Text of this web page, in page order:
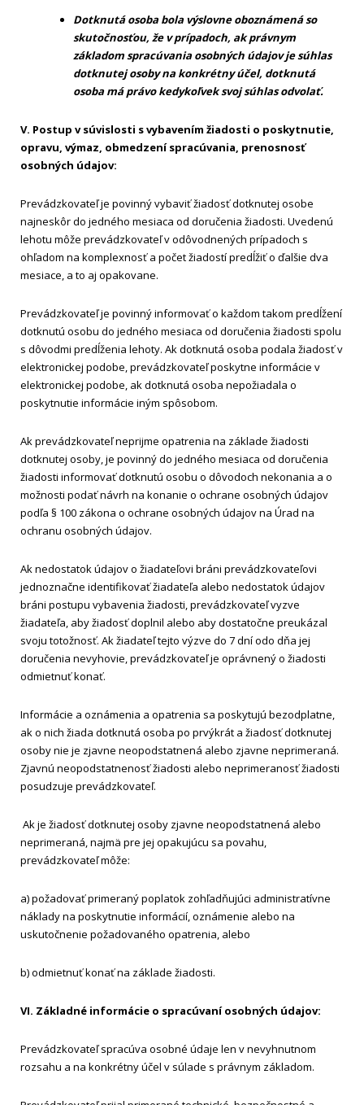
Dotknutá osoba bola výslovne oboznámená so
skutočnosťou, že v prípadoch, ak právnym
základom spracúvania osobných údajov je súhlas
dotknutej osoby na konkrétny účel, dotknutá
osoba má právo kedykoľvek svoj súhlas odvolať.
V. Postup v súvislosti s vybavením žiadosti o poskytnutie,
opravu, výmaz, obmedzení spracúvania, prenosnosť
osobných údajov:
Prevádzkovateľ je povinný vybaviť žiadosť dotknutej osobe
najneskôr do jedného mesiaca od doručenia žiadosti. Uvedenú
lehotu môže prevádzkovateľ v odôvodnených prípadoch s
ohľadom na komplexnosť a počet žiadostí predĺžiť o ďalšie dva
mesiace, a to aj opakovane.
Prevádzkovateľ je povinný informovať o každom takom predĺžení
dotknutú osobu do jedného mesiaca od doručenia žiadosti spolu
s dôvodmi predĺženia lehoty. Ak dotknutá osoba podala žiadosť v
elektronickej podobe, prevádzkovateľ poskytne informácie v
elektronickej podobe, ak dotknutá osoba nepožiadala o
poskytnutie informácie iným spôsobom.
Ak prevádzkovateľ neprijme opatrenia na základe žiadosti
dotknutej osoby, je povinný do jedného mesiaca od doručenia
žiadosti informovať dotknutú osobu o dôvodoch nekonania a o
možnosti podať návrh na konanie o ochrane osobných údajov
podľa § 100 zákona o ochrane osobných údajov na Úrad na
ochranu osobných údajov.
Ak nedostatok údajov o žiadateľovi bráni prevádzkovateľovi
jednoznačne identifikovať žiadateľa alebo nedostatok údajov
bráni postupu vybavenia žiadosti, prevádzkovateľ vyzve
žiadateľa, aby žiadosť doplnil alebo aby dostatočne preukázal
svoju totožnosť. Ak žiadateľ tejto výzve do 7 dní odo dňa jej
doručenia nevyhovie, prevádzkovateľ je oprávnený o žiadosti
odmietnuť konať.
Informácie a oznámenia a opatrenia sa poskytujú bezodplatne,
ak o nich žiada dotknutá osoba po prvýkrát a žiadosť dotknutej
osoby nie je zjavne neopodstatnená alebo zjavne neprimeraná.
Zjavnú neopodstatnenosť žiadosti alebo neprimeranosť žiadosti
posudzuje prevádzkovateľ.
Ak je žiadosť dotknutej osoby zjavne neopodstatnená alebo
neprimeraná, najmä pre jej opakujúcu sa povahu,
prevádzkovateľ môže:
a) požadovať primeraný poplatok zohľadňujúci administratívne
náklady na poskytnutie informácií, oznámenie alebo na
uskutočnenie požadovaného opatrenia, alebo
b) odmietnuť konať na základe žiadosti.
VI. Základné informácie o spracúvaní osobných údajov:
Prevádzkovateľ spracúva osobné údaje len v nevyhnutnom
rozsahu a na konkrétny účel v súlade s právnym základom.